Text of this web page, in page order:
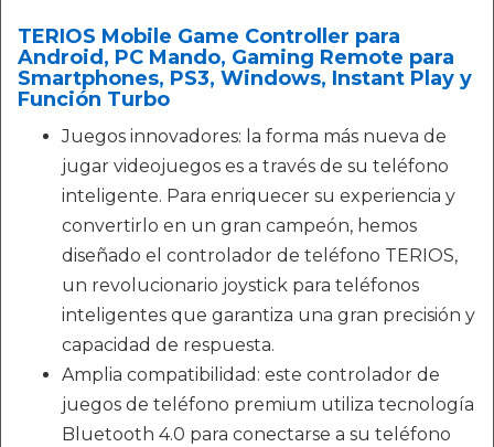
TERIOS Mobile Game Controller para
Android, PC Mando, Gaming Remote para
Smartphones, PS3, Windows, Instant Play y
Función Turbo
Juegos innovadores: la forma más nueva de
jugar videojuegos es a través de su teléfono
inteligente. Para enriquecer su experiencia y
convertirlo en un gran campeón, hemos
diseñado el controlador de teléfono TERIOS,
un revolucionario joystick para teléfonos
inteligentes que garantiza una gran precisión y
capacidad de respuesta.
Amplia compatibilidad: este controlador de
juegos de teléfono premium utiliza tecnología
Bluetooth 4.0 para conectarse a su teléfono